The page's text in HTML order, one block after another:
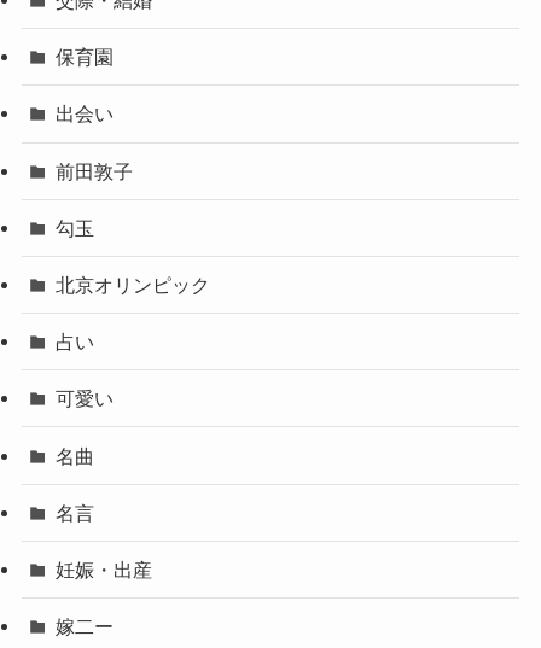
保育園
出会い
前田敦子
勾玉
北京オリンピック
占い
可愛い
名曲
名言
妊娠・出産
嫁二ー